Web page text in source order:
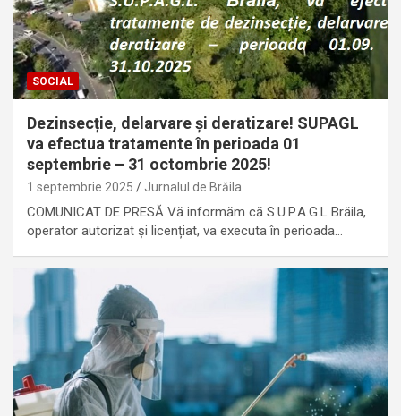
SOCIAL
Dezinsecție, delarvare și deratizare! SUPAGL
va efectua tratamente în perioada 01
septembrie – 31 octombrie 2025!
1 septembrie 2025 Jurnalul de Brăila
COMUNICAT DE PRESĂ Vă informăm că S.U.P.A.G.L Brăila,
operator autorizat și licențiat, va executa în perioada…